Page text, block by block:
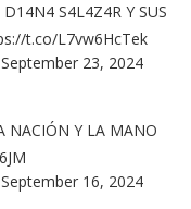
S4L4Z4R Y SUS
t.co/L7vw6HcTek
September 23, 2024
NACIÓN Y LA MANO
September 16, 2024